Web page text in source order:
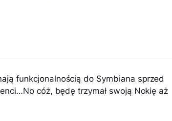
funkcjonalnością do Symbiana sprzed
cóż, będę trzymał swoją Nokię aż